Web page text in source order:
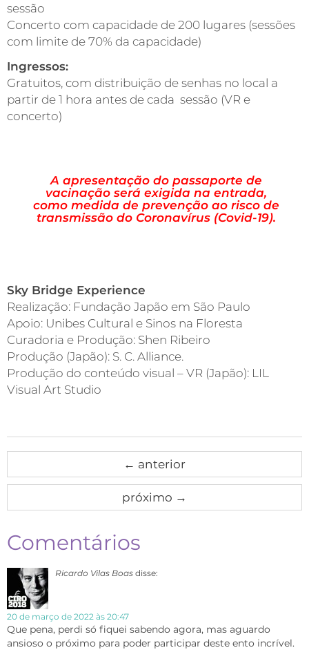
sessão
Concerto com capacidade de 200 lugares (sessões
com limite de 70% da capacidade)
Ingressos:
Gratuitos, com distribuição de senhas no local a
partir de 1 hora antes de cada sessão (VR e
concerto)
A apresentação do passaporte de
vacinação será exigida na entrada,
como medida de prevenção ao risco de
transmissão do Coronavírus (Covid-19).
Sky Bridge Experience
Realização: Fundação Japão em São Paulo
Apoio: Unibes Cultural e Sinos na Floresta
Curadoria e Produção: Shen Ribeiro
Produção (Japão): S. C. Alliance.
Produção do conteúdo visual – VR (Japão): LIL
Visual Art Studio
← anterior
próximo →
Comentários
Ricardo Vilas Boas disse:
20 de março de 2022 às 20:47
Que pena, perdi só fiquei sabendo agora, mas aguardo
ansioso o próximo para poder participar deste ento incrível.